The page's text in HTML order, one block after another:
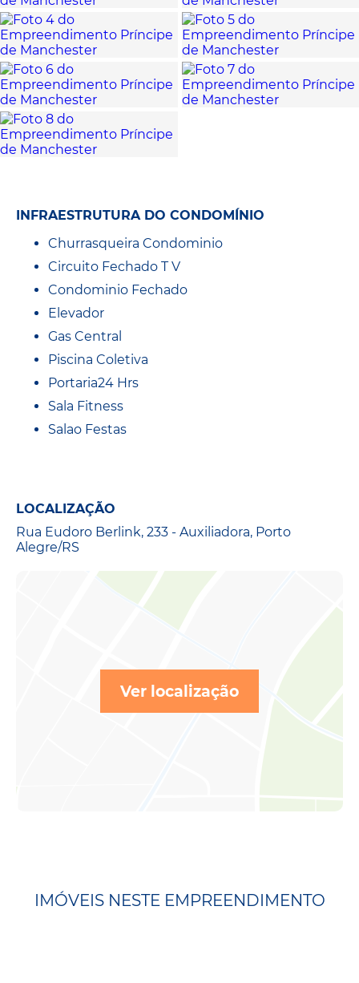
INFRAESTRUTURA DO CONDOMÍNIO
Churrasqueira Condominio
Circuito Fechado T V
Condominio Fechado
Elevador
Gas Central
Piscina Coletiva
Portaria24 Hrs
Sala Fitness
Salao Festas
LOCALIZAÇÃO
Rua Eudoro Berlink, 233 - Auxiliadora, Porto
Alegre/RS
Ver localização
IMÓVEIS NESTE EMPREENDIMENTO